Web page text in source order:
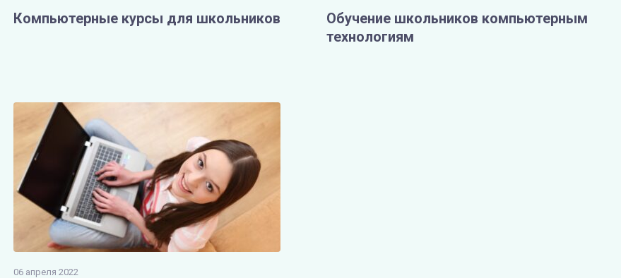
Компьютерные курсы для школьников
Обучение школьников компьютерным
технологиям
06 апреля 2022